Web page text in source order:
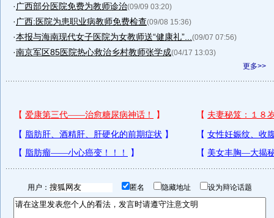
· 广西部分医院免费为教师诊治(09/09 03:20)
· 广西:医院为患职业病教师免费检查(09/08 15:36)
·本报与海南现代女子医院为女教师送“健康礼”... (09/07 07:56)
·南京军区85医院热心救治乡村教师张学成(04/17 13:03)
更多>>
用户： 匿名 隐藏地址 设为辩论话题